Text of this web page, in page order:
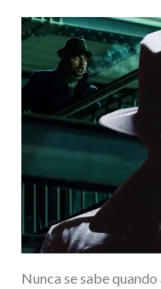
Nunca se sabe